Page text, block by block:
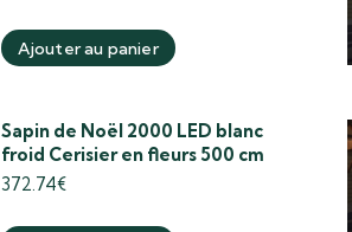
Ajouter au panier
Sapin de Noël 2000 LED blanc
froid Cerisier en fleurs 500 cm
372.74€